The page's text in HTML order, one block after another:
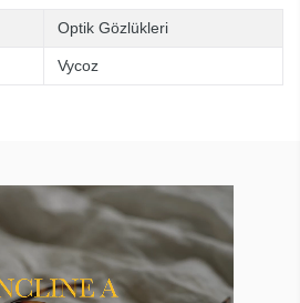
Optik Gözlükleri
Vycoz